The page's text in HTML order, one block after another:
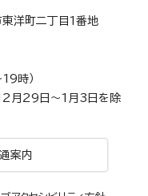
洋町二丁目1番地
時）
12月29日～1月3日を除
案内